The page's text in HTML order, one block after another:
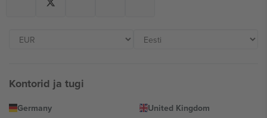
Kontorid ja tugi
Germany
United Kingdom